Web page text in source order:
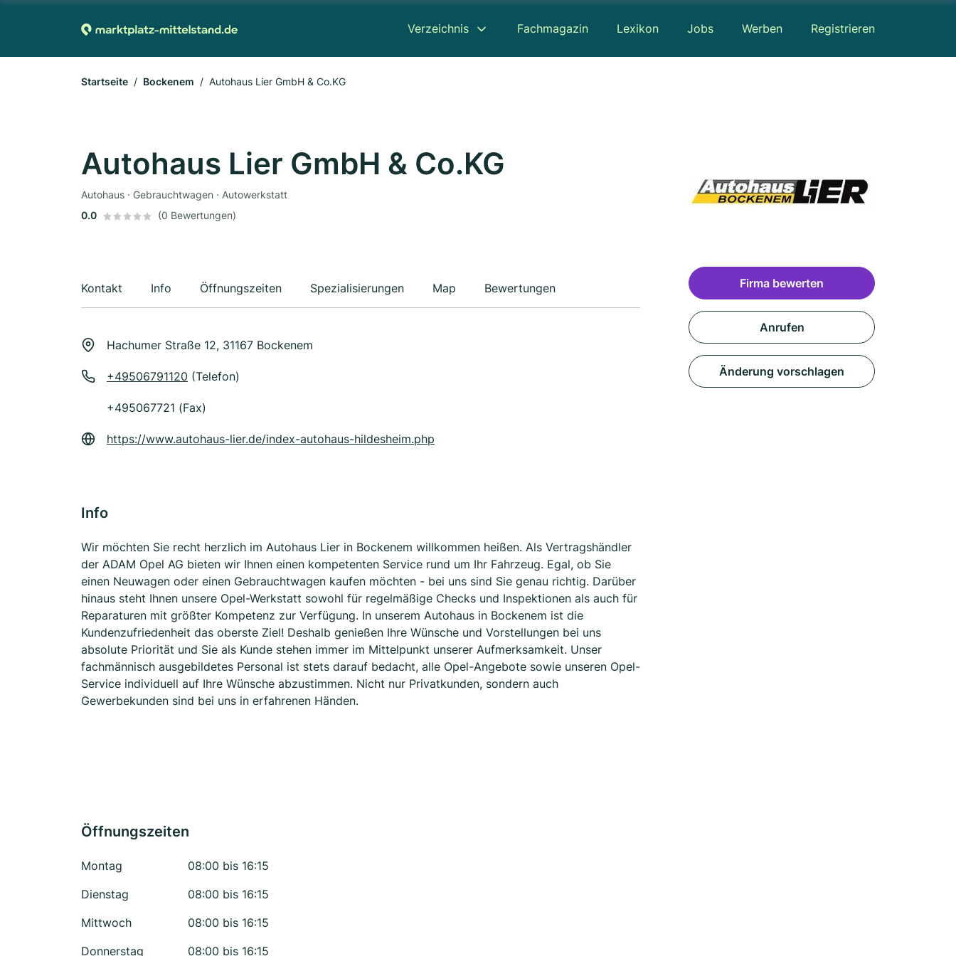
Verzeichnis Fachmagazin Lexikon Jobs Werben Registrieren
Startseite Bockenem Autohaus Lier GmbH & Co.KG
Autohaus Lier GmbH & Co.KG
Autohaus · Gebrauchtwagen · Autowerkstatt
0.0
(0 Bewertungen)
Kontakt Info Öffnungszeiten Spezialisierungen Map Bewertungen
Hachumer Straße 12, 31167 Bockenem
+49506791120 (Telefon)
+495067721 (Fax)
https://www.autohaus-lier.de/index-autohaus-hildesheim.php
Info
Wir möchten Sie recht herzlich im Autohaus Lier in Bockenem willkommen heißen. Als Vertragshändler
der ADAM Opel AG bieten wir Ihnen einen kompetenten Service rund um Ihr Fahrzeug. Egal, ob Sie
einen Neuwagen oder einen Gebrauchtwagen kaufen möchten - bei uns sind Sie genau richtig. Darüber
hinaus steht Ihnen unsere Opel-Werkstatt sowohl für regelmäßige Checks und Inspektionen als auch für
Reparaturen mit größter Kompetenz zur Verfügung. In unserem Autohaus in Bockenem ist die
Kundenzufriedenheit das oberste Ziel! Deshalb genießen Ihre Wünsche und Vorstellungen bei uns
absolute Priorität und Sie als Kunde stehen immer im Mittelpunkt unserer Aufmerksamkeit. Unser
fachmännisch ausgebildetes Personal ist stets darauf bedacht, alle Opel-Angebote sowie unseren Opel-
Service individuell auf Ihre Wünsche abzustimmen. Nicht nur Privatkunden, sondern auch
Gewerbekunden sind bei uns in erfahrenen Händen.
Öffnungszeiten
Montag
08:00 bis 16:15
Dienstag
08:00 bis 16:15
Mittwoch
08:00 bis 16:15
Donnerstag
08:00 bis 16:15
Firma bewerten
Anrufen
Änderung vorschlagen